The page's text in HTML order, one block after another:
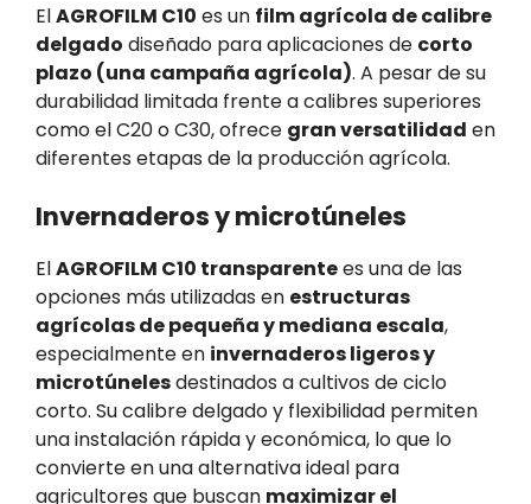
ElAGROFILM C10 es un film agrícola de calibre
delgado diseñado para aplicaciones de corto
plazo (una campaña agrícola). A pesar de su
durabilidad limitada frente a calibres superiores
como el C20 o C30, ofrece gran versatilidad en
diferentes etapas de la producción agrícola.
Invernaderos y microtúneles
ElAGROFILM C10 transparentees una de las
opciones más utilizadas en estructuras
agrícolas de pequeña y mediana escala,
especialmente en invernaderos ligeros y
microtúnelesdestinados a cultivos de ciclo
corto. Su calibre delgado y flexibilidad permiten
una instalación rápida y económica, lo que lo
convierte en una alternativa ideal para
agricultores que buscan maximizar el